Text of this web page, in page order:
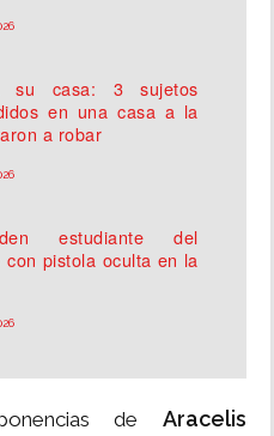
su casa: 3 sujetos
en una casa a la
a robar
estudiante del
con pistola oculta en la
de Aracelis